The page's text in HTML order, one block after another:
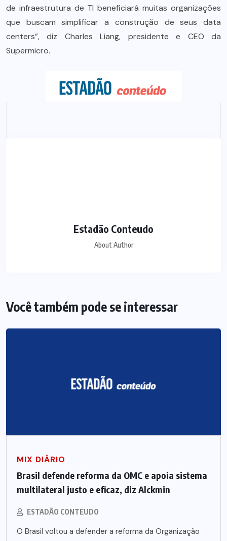
de infraestrutura de TI beneficiará muitas organizações
que buscam simplificar a construção de seus data
centers”, diz Charles Liang, presidente e CEO da
Supermicro.
Estadão Conteudo
About Author
Você também pode se interessar
MIX DIÁRIO
Brasil defende reforma da OMC e apoia sistema
multilateral justo e eficaz, diz Alckmin
ESTADÃO CONTEUDO
O Brasil voltou a defender a reforma da Organização